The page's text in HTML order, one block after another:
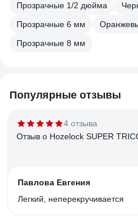
Прозрачные 1/2 дюйма
Прозрачные 6 мм
Прозрачные 8 мм
Популярные отзывы
4 отзыва
Отзыв о Hozelock SUPER
Павлова Евгения
Легкий, неперекручивается